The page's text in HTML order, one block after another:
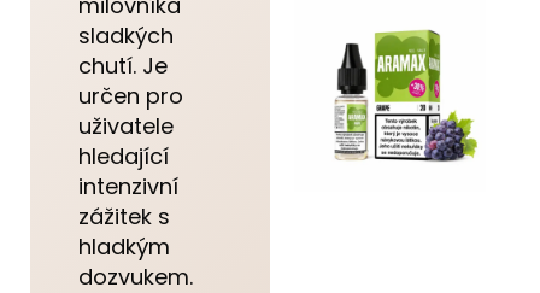
sladkých
chutí. Je
určen pro
uživatele
hledající
intenzivní
zážitek s
hladkým
dozvukem.